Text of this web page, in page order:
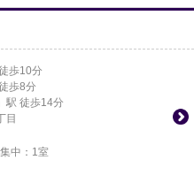
歩10分
歩8分
」駅 徒歩14分
目
中： 1室